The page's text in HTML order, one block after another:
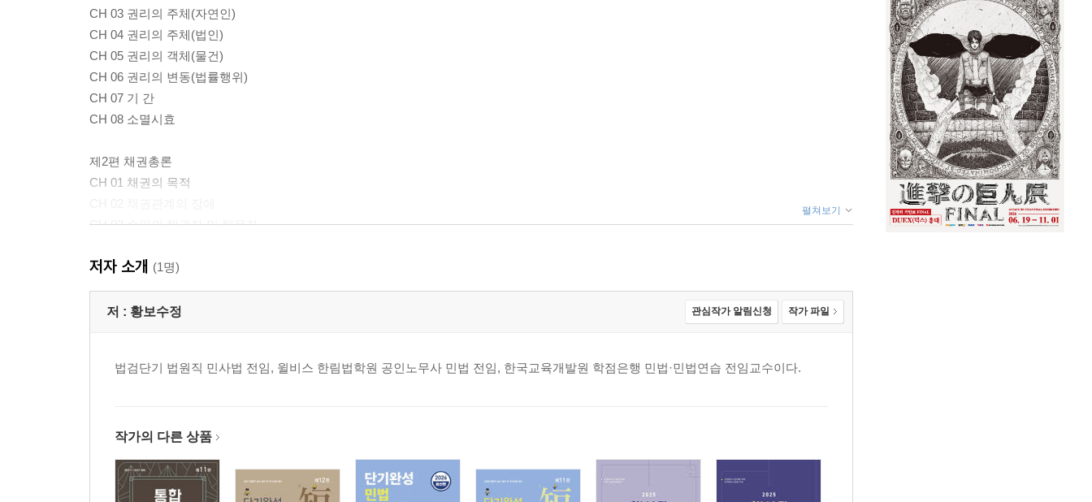
CH 03 권리의 주체(자연인)
CH 04 권리의 주체(법인)
CH 05 권리의 객체(물건)
CH 06 권리의 변동(법률행위)
CH 07 기 간
CH 08 소멸시효
제2편 채권총론
CH 01 채권의 목적
CH 03 수인의 채권자 및 채무자
CH 05 채권양도와 채무인수
CH 06 채권의 소멸
CH 02 약정채권
펼쳐보기
저자 소개 (1명)
저 : 황보수정 관심작가 알림신청 작가 파일
법검단기 법원직 민사법 전임, 윌비스 한림법학원 공인노무사 민법 전임, 한국교육개발원 학점은행 민법·민법연습 전임교수이다.
작가의 다른 상품